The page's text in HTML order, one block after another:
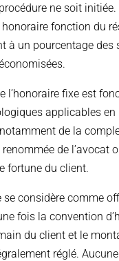
ne soit
fonction du
à un pourcentage des
l’honoraire fixe est
applicables en
de la
renommée de l’avocat
fortune du client.
se considère comme
fois la convention
du client et le
réglé.